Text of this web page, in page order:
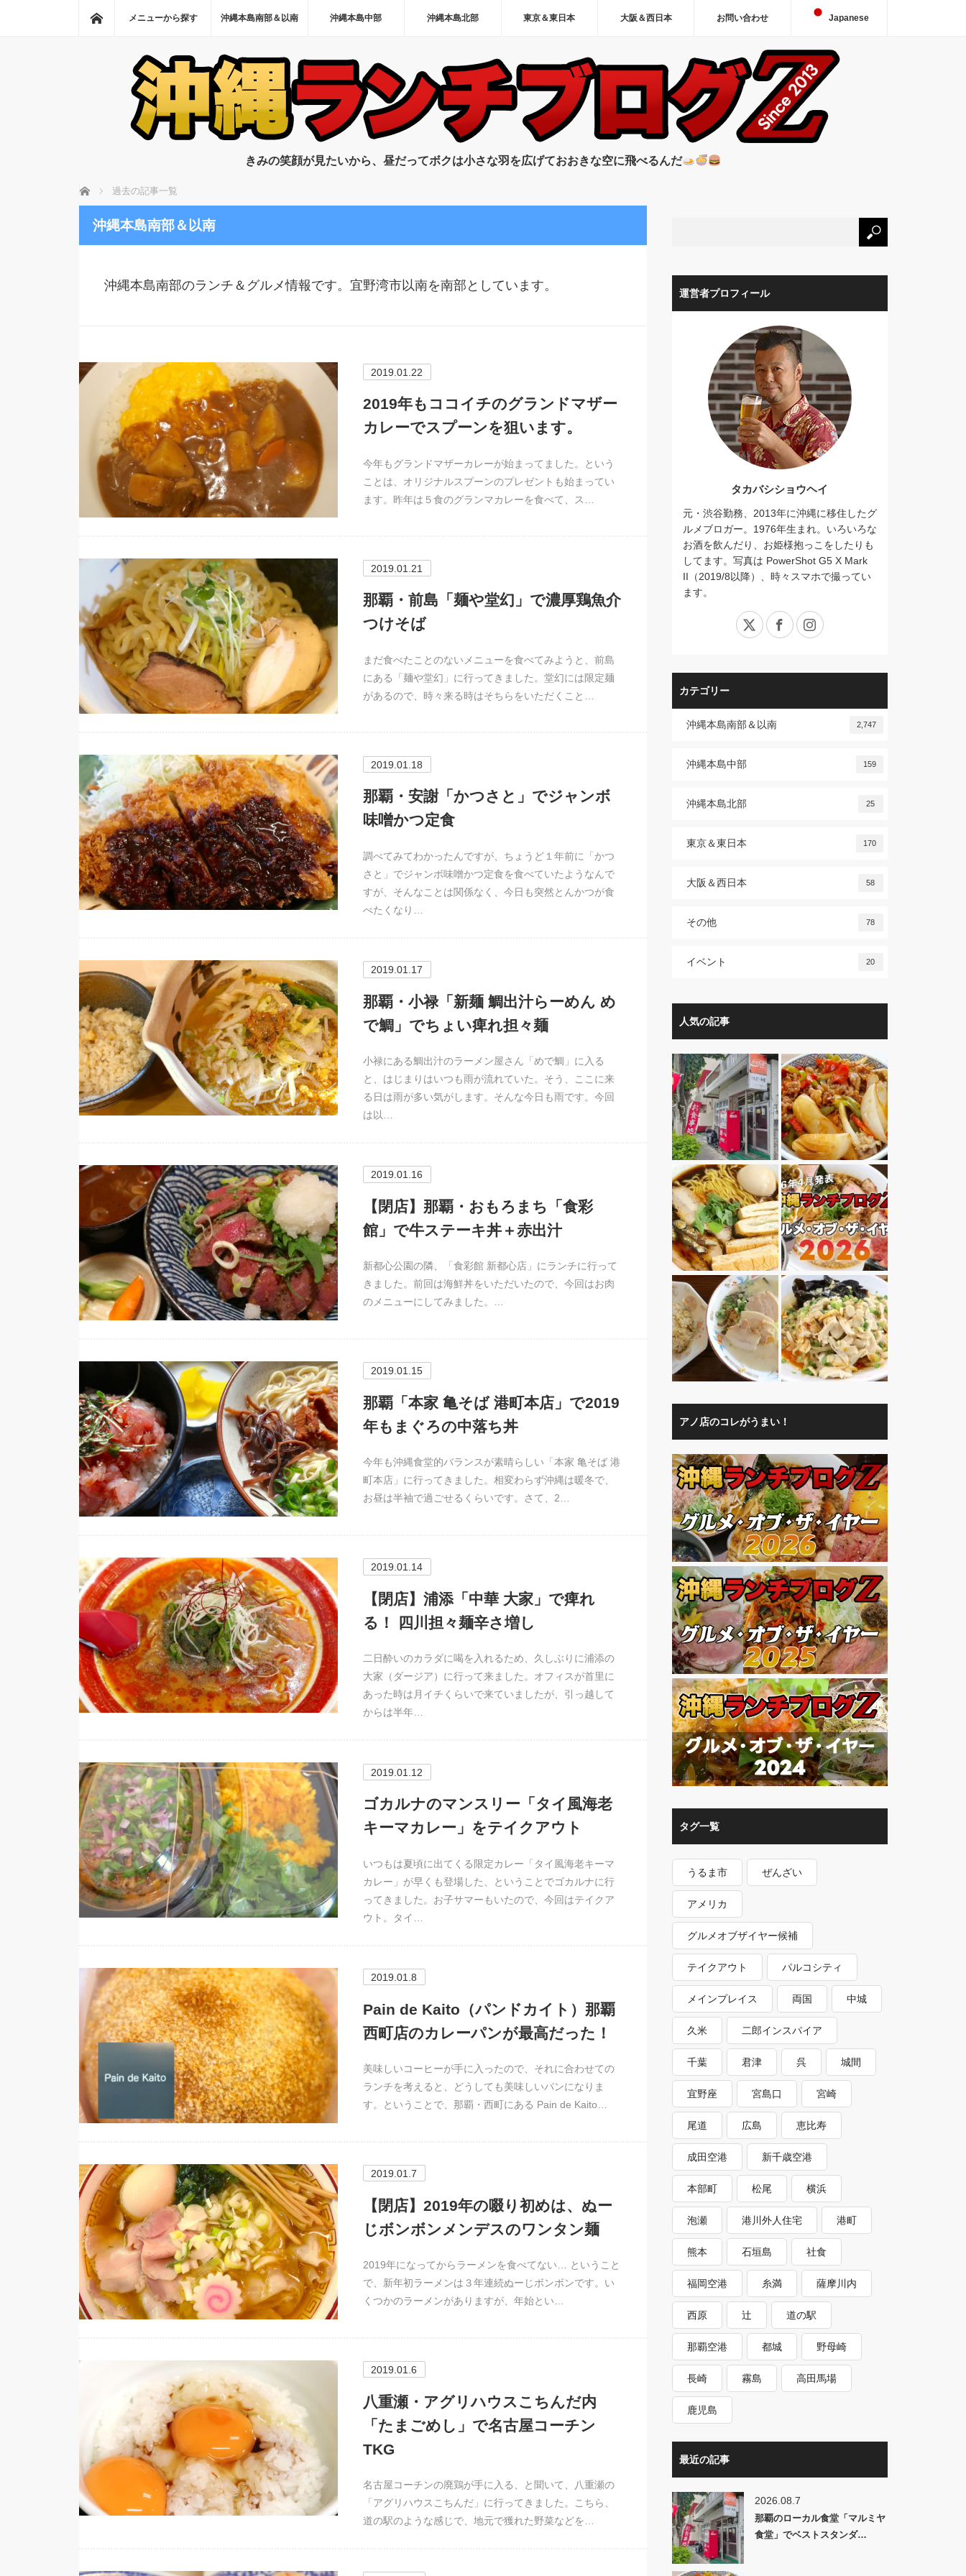
ホーム
メニューから探す 沖縄本島南部＆以南 沖縄本島中部 沖縄本島北部 東京＆東日本 大阪＆西日本 お問い合わせ Japanese
きみの笑顔が見たいから、昼だってボクは小さな羽を広げておおきな空に飛べるんだ
ホーム 過去の記事一覧
沖縄本島南部＆以南
沖縄本島南部のランチ＆グルメ情報です。宜野湾市以南を南部としています。
2019.01.22
2019年もココイチのグランドマザー
カレーでスプーンを狙います。
今年もグランドマザーカレーが始まってました。という
ことは、オリジナルスプーンのプレゼントも始まってい
ます。昨年は５食のグランマカレーを食べて、ス…
2019.01.21
那覇・前島「麺や堂幻」で濃厚鶏魚介
つけそば
まだ食べたことのないメニューを食べてみようと、前島
にある「麺や堂幻」に行ってきました。堂幻には限定麺
があるので、時々来る時はそちらをいただくこと…
2019.01.18
那覇・安謝「かつさと」でジャンボ
味噌かつ定食
調べてみてわかったんですが、ちょうど１年前に「かつ
さと」でジャンボ味噌かつ定食を食べていたようなんで
すが、そんなことは関係なく、今日も突然とんかつが食
べたくなり…
2019.01.17
那覇・小禄「新麺 鯛出汁らーめん め
で鯛」でちょい痺れ担々麺
小禄にある鯛出汁のラーメン屋さん「めで鯛」に入る
と、はじまりはいつも雨が流れていた。そう、ここに来
る日は雨が多い気がします。そんな今日も雨です。今回
は以…
2019.01.16
【閉店】那覇・おもろまち「食彩
館」で牛ステーキ丼＋赤出汁
新都心公園の隣、「食彩館 新都心店」にランチに行って
きました。前回は海鮮丼をいただいたので、今回はお肉
のメニューにしてみました。…
2019.01.15
那覇「本家 亀そば 港町本店」で2019
年もまぐろの中落ち丼
今年も沖縄食堂的バランスが素晴らしい「本家 亀そば 港
町本店」に行ってきました。相変わらず沖縄は暖冬で、
お昼は半袖で過ごせるくらいです。さて、2…
2019.01.14
【閉店】浦添「中華 大家」で痺れ
る！ 四川担々麺辛さ増し
二日酔いのカラダに喝を入れるため、久しぶりに浦添の
大家（ダージア）に行って来ました。オフィスが首里に
あった時は月イチくらいで来ていましたが、引っ越して
からは半年…
2019.01.12
ゴカルナのマンスリー「タイ風海老
キーマカレー」をテイクアウト
いつもは夏頃に出てくる限定カレー「タイ風海老キーマ
カレー」が早くも登場した、ということでゴカルナに行
ってきました。お子サマーもいたので、今回はテイクア
ウト。タイ…
2019.01.8
Pain de Kaito（パンドカイト）那覇
西町店のカレーパンが最高だった！
美味しいコーヒーが手に入ったので、それに合わせての
ランチを考えると、どうしても美味しいパンになりま
す。ということで、那覇・西町にある Pain de Kaito…
2019.01.7
【閉店】2019年の啜り初めは、ぬー
じボンボンメンデスのワンタン麺
2019年になってからラーメンを食べてない… ということ
で、新年初ラーメンは３年連続ぬーじボンボンです。い
くつかのラーメンがありますが、年始とい…
2019.01.6
八重瀬・アグリハウスこちんだ内
「たまごめし」で名古屋コーチン
TKG
名古屋コーチンの廃鶏が手に入る、と聞いて、八重瀬の
「アグリハウスこちんだ」に行ってきました。こちら、
道の駅のような感じで、地元で獲れた野菜などを…
運営者プロフィール
タカバシショウヘイ
元・渋谷勤務、2013年に沖縄に移住したグ
ルメブロガー。1976年生まれ。いろいろな
お酒を飲んだり、お姫様抱っこをしたりも
してます。写真は PowerShot G5 X Mark
II（2019/8以降）、時々スマホで撮ってい
ます。
X FacebookInstagram
カテゴリー
沖縄本島南部＆以南 2,747
沖縄本島中部 159
沖縄本島北部 25
東京＆東日本 170
大阪＆西日本 58
その他 78
イベント 20
人気の記事
アノ店のコレがうまい！
タグ一覧
うるま市 ぜんざい
アメリカ
グルメオブザイヤー候補
テイクアウト パルコシティ
メインプレイス 両国 中城
久米 二郎インスパイア
千葉 君津 呉 城間
宜野座 宮島口 宮崎
尾道 広島 恵比寿
成田空港 新千歳空港
本部町 松尾 横浜
泡瀬 港川外人住宅 港町
熊本 石垣島 社食
福岡空港 糸満 薩摩川内
西原 辻 道の駅
那覇空港 都城 野母崎
長崎 霧島 高田馬場
鹿児島
最近の記事
2026.08.7
那覇のローカル食堂「マルミヤ
食堂」でベストスタンダ…